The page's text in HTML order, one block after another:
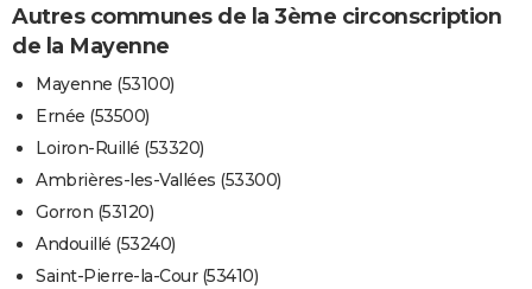
Autres communes de la 3ème circonscription
de la Mayenne
Mayenne (53100)
Ernée (53500)
Loiron-Ruillé (53320)
Ambrières-les-Vallées (53300)
Gorron (53120)
Andouillé (53240)
Saint-Pierre-la-Cour (53410)